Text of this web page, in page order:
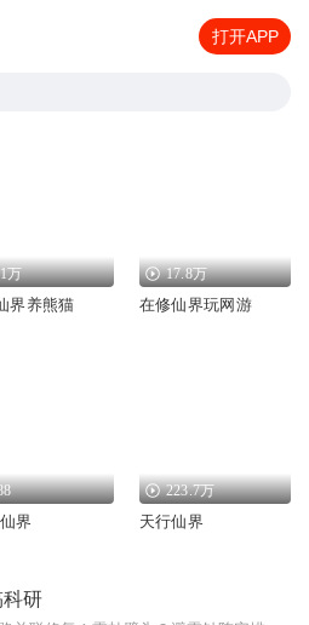
打开APP
万
界养熊猫
17.8万
在修仙界玩网游
界
223.7万
天行仙界
研